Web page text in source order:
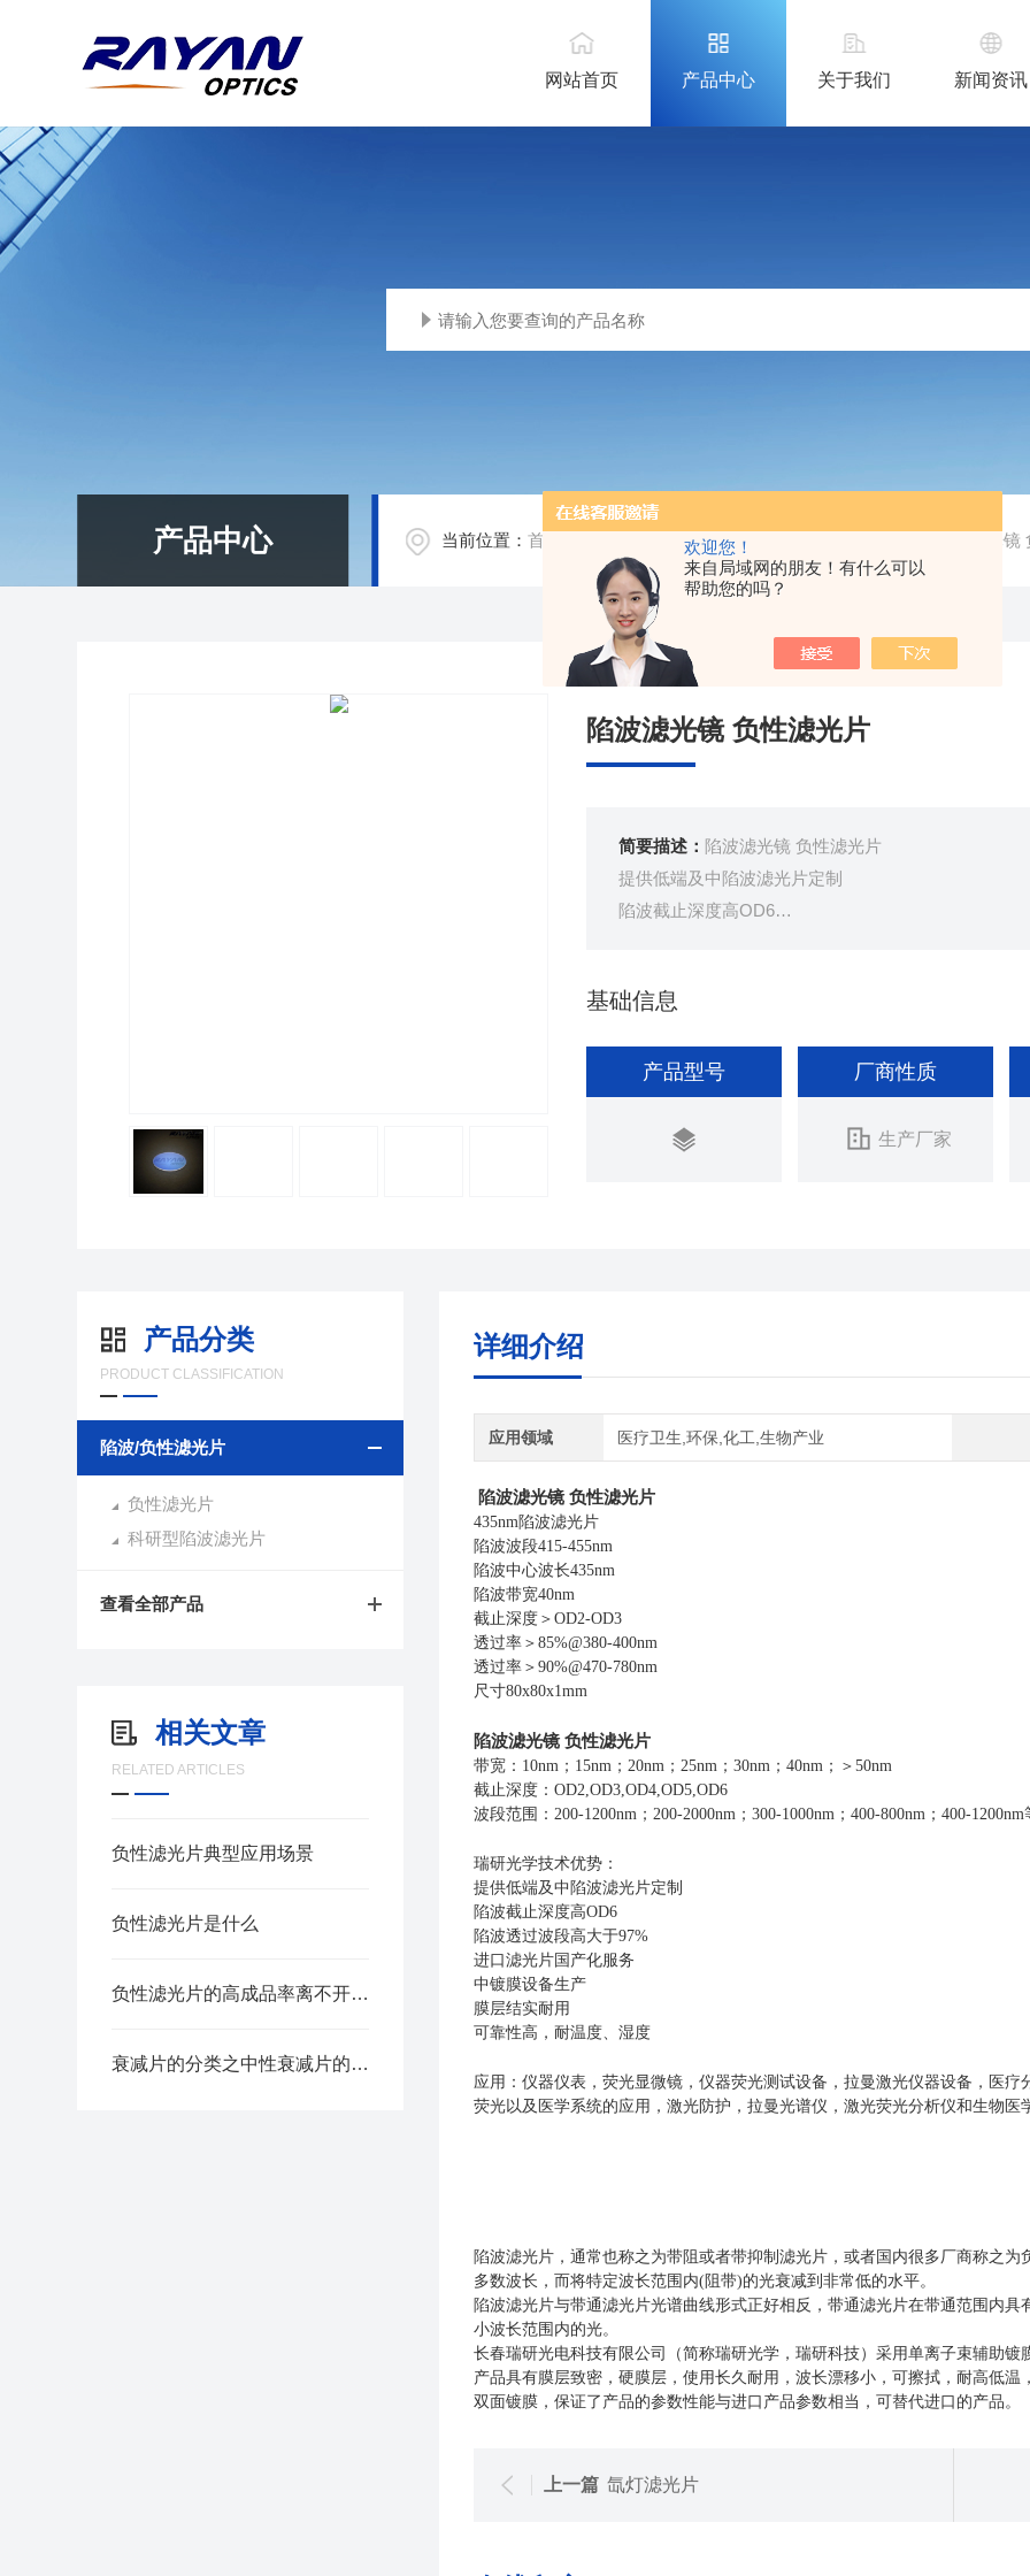
欢迎您！
来自局域网的朋友！有什么可以
帮助您的吗？
网站首页 产品中心 关于我们 新闻资讯
产品中心 当前位置：首页 陷波/负性滤光片 / 陷波滤光镜
陷波滤光镜 负性滤光片
简要描述： 陷波滤光镜 负性滤光片
提供低端及中陷波滤光片定制
陷波截止深度高OD6
中镀膜设备生产
可靠性高，耐温度、湿度
基础信息
产品型号 厂商性质
生产厂家
产品分类
PRODUCT CLASSIFICATION
陷波/负性滤光片
负性滤光片
科研型陷波滤光片
查看全部产品
相关文章
RELATED ARTICLES
负性滤光片典型应用场景
负性滤光片是什么
负性滤光片的高成品率离不开好的工艺控制
衰减片的分类之中性衰减片的介绍
详细介绍
应用领域 医疗卫生,环保,化工,生物产业
陷波滤光镜 负性滤光片
435nm陷波滤光片
陷波波段415-455nm
陷波中心波长435nm
陷波带宽40nm
截止深度＞OD2-OD3
透过率＞85%@380-400nm
透过率＞90%@470-780nm
尺寸80x80x1mm
陷波滤光镜 负性滤光片
带宽：10nm；15nm；20nm；25nm；30nm；40nm；＞50nm
截止深度：OD2,OD3,OD4,OD5,OD6
波段范围：200-1200nm；200-2000nm；300-1000nm；400-800nm；400-1200nm
瑞研光学技术优势：
提供低端及中陷波滤光片定制
陷波截止深度高OD6
陷波透过波段高大于97%
进口滤光片国产化服务
中镀膜设备生产
膜层结实耐用
可靠性高，耐温度、湿度
应用：仪器仪表，荧光显微镜，仪器荧光测试设备，拉曼激光仪器设备，医
荧光以及医学系统的应用，激光防护，拉曼光谱仪，激光荧光分析仪和生物医
陷波滤光片，通常也称之为带阻或者带抑制滤光片， 或者国内很多厂商称之为
多数波长，而将特定波长范围内(阻带)的光衰减到非常低的水平。
陷波滤光片与带通滤光片光谱曲线形式正好相反 ，带通滤光片在带通范围内
小波长范围内的光。
长春瑞研光电科技有限公司（简称瑞研光学，瑞研科技）采用单离子束辅助
产品具有膜层致密，硬膜层，使用长久耐用，波长漂移小，可擦拭，耐高低温
双面镀膜，保证了产品的参数性能与进口产品参数相当，可替代进口的产品。
上一篇 氙灯滤光片